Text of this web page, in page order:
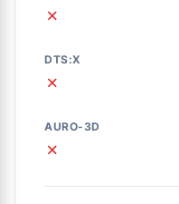
✗
DTS:X
✗
AURO-3D
✗